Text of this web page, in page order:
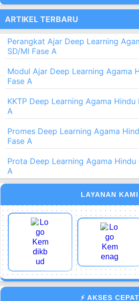
ARTIKEL TERBARU
Perangkat Ajar Deep Learning
SD/MI Fase A
Modul Ajar Deep Learning Agama
Fase A
KKTP Deep Learning Agama Hindu
A
Promes Deep Learning Agama
Fase A
Prota Deep Learning Agama Hindu
A
LAYANAN KAMI
⚡ AKSES CEPAT